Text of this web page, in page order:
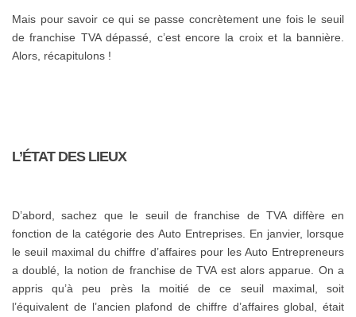
Mais pour savoir ce qui se passe concrètement une fois le seuil
de franchise TVA dépassé, c’est encore la croix et la bannière.
Alors, récapitulons !
L’ÉTAT DES LIEUX
D’abord, sachez que le seuil de franchise de TVA diffère en
fonction de la catégorie des Auto Entreprises. En janvier, lorsque
le seuil maximal du chiffre d’affaires pour les Auto Entrepreneurs
a doublé, la notion de franchise de TVA est alors apparue. On a
appris qu’à peu près la moitié de ce seuil maximal, soit
l’équivalent de l’ancien plafond de chiffre d’affaires global, était